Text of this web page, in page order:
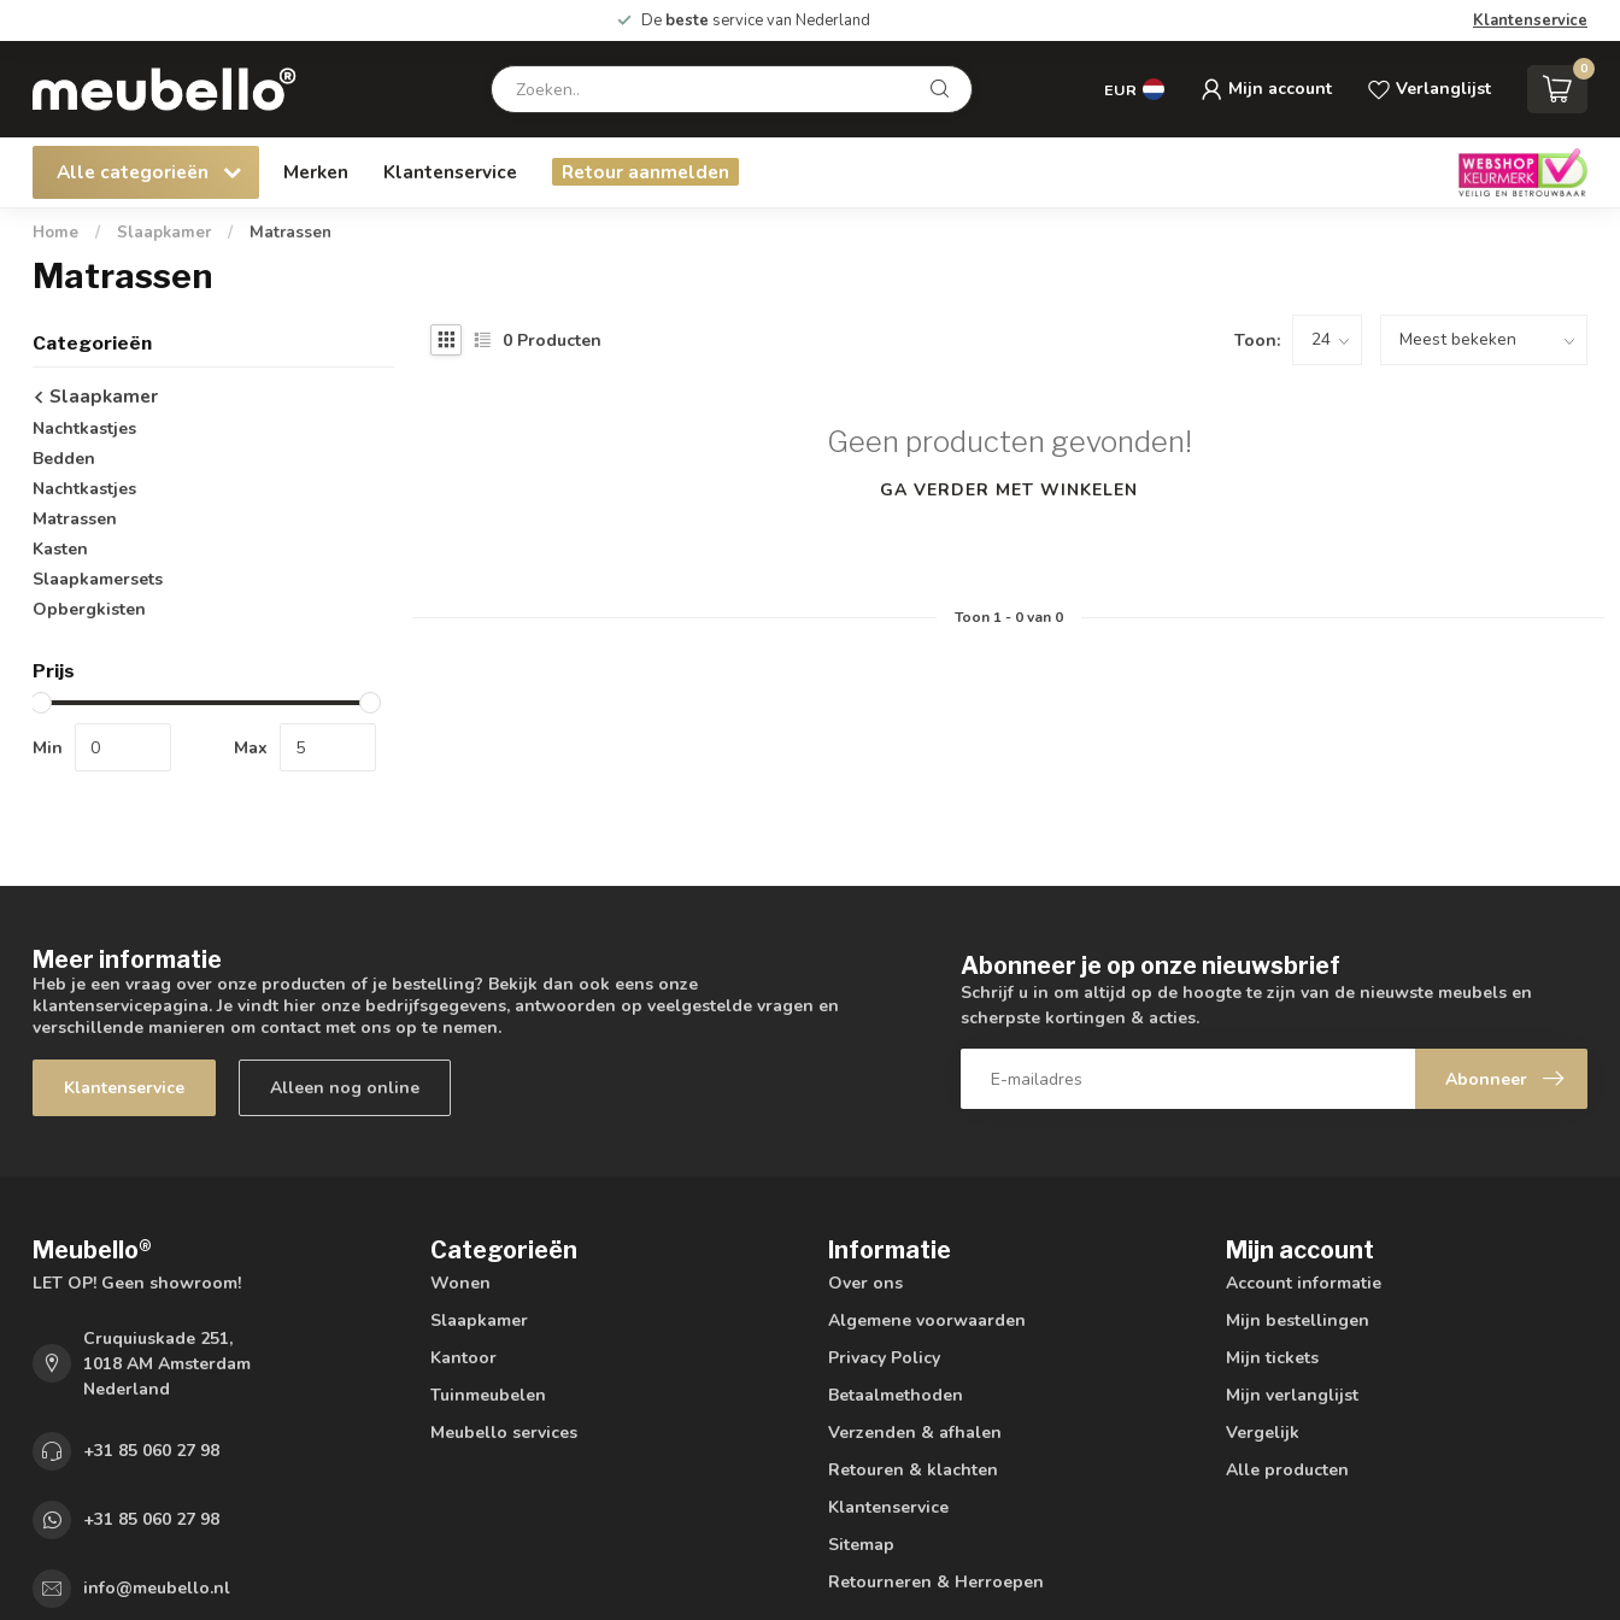
De beste service van Nederland Klantenservice
EUR Mijn account Verlanglijst
0
Alle categorieën Merken Klantenservice Retour aanmelden
Home / Slaapkamer / Matrassen
Matrassen
Categorieën
Slaapkamer
Nachtkastjes
Bedden
Nachtkastjes
Matrassen
Kasten
Slaapkamersets
Opbergkisten
Prijs
Min Max
0 Producten Toon:
Geen producten gevonden!
GA VERDER MET WINKELEN
Toon 1- 0van 0
Meer informatie
Heb je een vraag over onze producten of je bestelling? Bekijk dan ook eens onze
klantenservicepagina. Je vindt hier onze bedrijfsgegevens, antwoorden op veelgestelde vragen en
verschillende manieren om contact met ons op te nemen.
Klantenservice Alleen nog online
Abonneer je op onze nieuwsbrief
Schrijf u in om altijd op de hoogte te zijn van de nieuwste meubels en
scherpste kortingen & acties.
Abonneer
Meubello®
LET OP! Geen showroom!
Cruquiuskade 251,
1018 AM Amsterdam
Nederland
+31 85 060 27 98
+31 85 060 27 98
info@meubello.nl
Categorieën
Wonen
Slaapkamer
Kantoor
Tuinmeubelen
Meubello services
Informatie
Over ons
Algemene voorwaarden
Privacy Policy
Betaalmethoden
Verzenden & afhalen
Retouren & klachten
Klantenservice
Sitemap
Retourneren & Herroepen
Mijn account
Account informatie
Mijn bestellingen
Mijn tickets
Mijn verlanglijst
Vergelijk
Alle producten